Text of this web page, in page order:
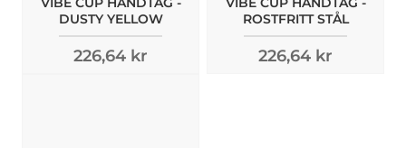
DUSTY YELLOW
226,64 kr
ROSTFRITT STÅL
226,64 kr